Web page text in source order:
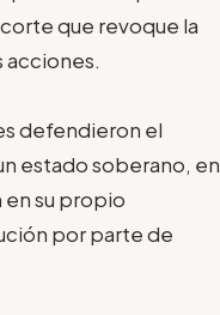
que revoque la
acciones.
defendieron el
estado soberano, en
en su propio
por parte de